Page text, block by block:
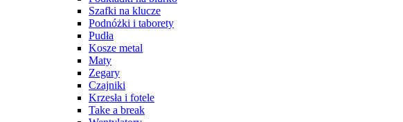
Szafki na klucze
Podnóżki i taborety
Pudła
Kosze metal
Maty
Zegary
Czajniki
Krzesła i fotele
Take a break